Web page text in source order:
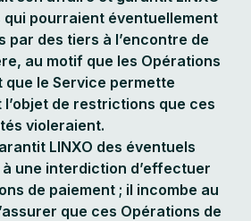
qui pourraient éventuellement
par des tiers à l’encontre de
au motif que les Opérations
que le Service permette
l’objet de restrictions que ces
violeraient.
LINXO des éventuels
une interdiction d’effectuer
de paiement ; il incombe au
que ces Opérations de